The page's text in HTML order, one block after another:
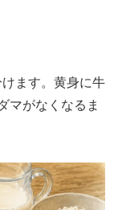
ます。黄身に牛
マがなくなるま